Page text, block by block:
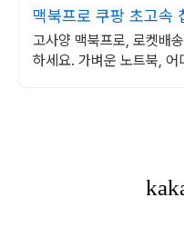
맥북프로 쿠팡 초고속
고사양 맥북프로, 로켓배
하세요. 가벼운 노트북, 어